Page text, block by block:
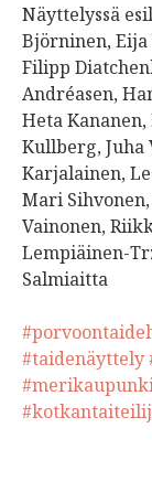
Näyttelyssä
Björninen,
Filipp
Andréasen,
Heta
Kullberg, Juha
Karjalainen,
Mari
Vainonen,
Lempiäinen-
Salmiaitta
#taidenäyttely